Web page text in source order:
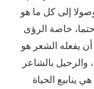
إلى كل ما هو
خاصة الرؤى
أن يفعله الشعر هو
والرحيل بالشاعر
ينابيع الحياة